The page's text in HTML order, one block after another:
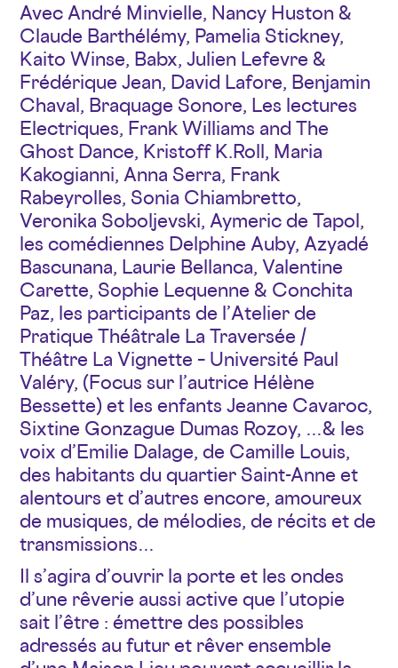
Avec André Minvielle, Nancy Huston &
Claude Barthélémy, Pamelia Stickney,
Kaito Winse, Babx, Julien Lefevre &
Frédérique Jean, David Lafore, Benjamin
Chaval, Braquage Sonore, Les lectures
Electriques, Frank Williams and The
Ghost Dance, Kristoff K.Roll, Maria
Kakogianni, Anna Serra, Frank
Rabeyrolles, Sonia Chiambretto,
Veronika Soboljevski, Aymeric de Tapol,
les comédiennes Delphine Auby, Azyadé
Bascunana, Laurie Bellanca, Valentine
Carette, Sophie Lequenne & Conchita
Paz, les participants de l’Atelier de
Pratique Théâtrale La Traversée /
Théâtre La Vignette – Université Paul
Valéry, (Focus sur l’autrice Hélène
Bessette) et les enfants Jeanne Cavaroc,
Sixtine Gonzague Dumas Rozoy, …& les
voix d’Emilie Dalage, de Camille Louis,
des habitants du quartier Saint-Anne et
alentours et d’autres encore, amoureux
de musiques, de mélodies, de récits et de
transmissions…
Il s’agira d’ouvrir la porte et les ondes
d’une rêverie aussi active que l’utopie
sait l’être : émettre des possibles
adressés au futur et rêver ensemble